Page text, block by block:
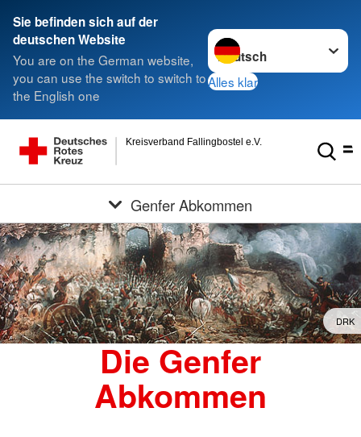
Sie befinden sich auf der
deutschen Website
You are on the German website,
you can use the switch to switch to
the English one
Sprache wechseln zu
Alles klar
Kreisverband Fallingbostel e.V.
Genfer Abkommen
DRK
Die Genfer
Abkommen